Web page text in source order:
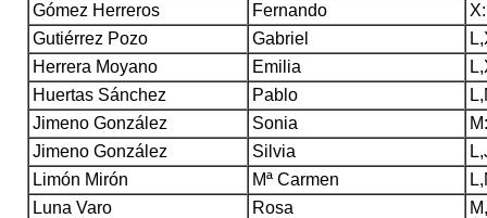
Gómez Herreros
Fernando
Gutiérrez Pozo
Gabriel
Herrera Moyano
Emilia
Huertas Sánchez
Pablo
Jimeno González
Sonia
Jimeno González
Silvia
Limón Mirón
Mª Carmen
Luna Varo
Rosa